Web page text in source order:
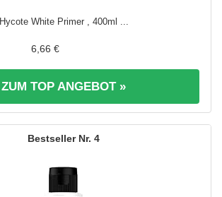
Hycote White Primer , 400ml ...
6,66 €
ZUM TOP ANGEBOT »
4